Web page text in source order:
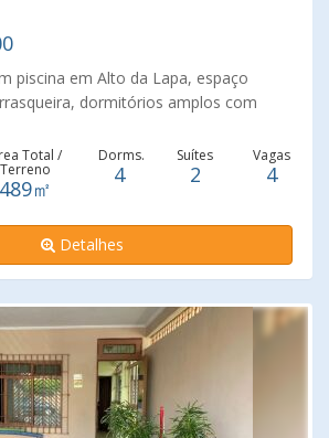
piscina em Alto da Lapa, espaço
dormitórios amplos com
Conforto e segurança
Total /
Terreno
489㎡
Dorms.
4
Suítes
2
Vagas
4
Detalhes